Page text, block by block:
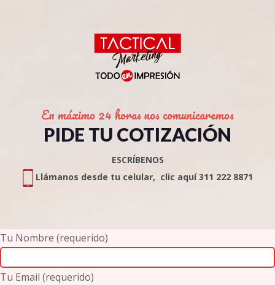
En máximo 24 horas nos comunicaremos
PIDE TU COTIZACIÓN
ESCRÍBENOS
Llámanos desde tu celular, clic aquí 311 222 8871
Tu Nombre (requerido)
Tu Email (requerido)